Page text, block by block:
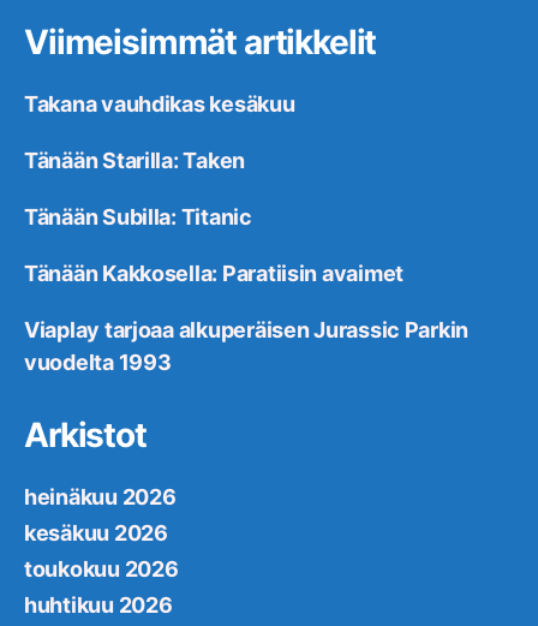
Viimeisimmät artikkelit
Takana vauhdikas kesäkuu
Tänään Starilla: Taken
Tänään Subilla: Titanic
Tänään Kakkosella: Paratiisin avaimet
Viaplay tarjoaa alkuperäisen Jurassic Parkin
vuodelta 1993
Arkistot
heinäkuu 2026
kesäkuu 2026
toukokuu 2026
huhtikuu 2026